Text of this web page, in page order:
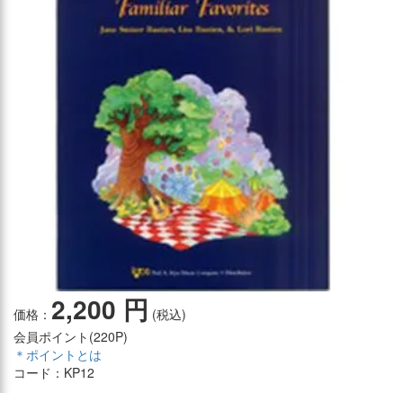
価格： 2,200 円 (税込)
会員ポイント(220P)
＊ポイントとは
コード：KP12